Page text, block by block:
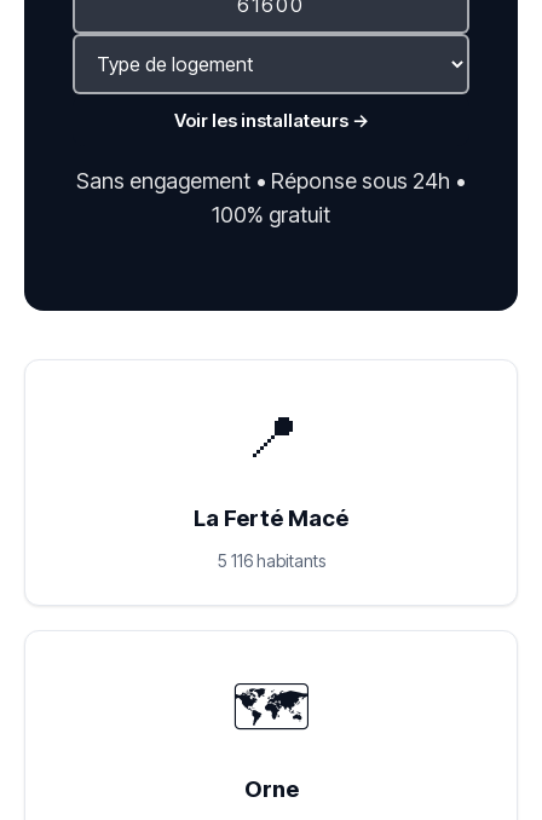
Voir les installateurs →
Sans engagement • Réponse sous 24h •
100% gratuit
📍
La Ferté Macé
5 116 habitants
🗺️
Orne